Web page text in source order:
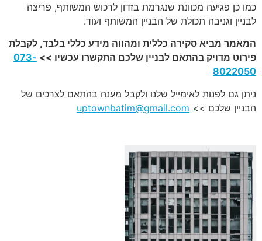
כמו כן פגיעה מכוונת שנגרמת בזדון לרכוש המשותף, פריצה
לבניין וגניבה תכולת של הבניין המשותף ועוד.
המאמר מביא סקירה כללית ומהווה מידע כללי בלבד, לקבלת
פירוט מדויק בהתאם לבניין שלכם התקשרו עכשיו >> 073-
8022050
ניתן גם לפנות לאימייל שלנו ולקבל מענה בהתאם לצרכים של
הבניין שלכם >> uptownbatim@gmail.com